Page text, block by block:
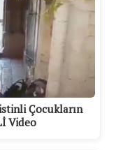
Çocukların
Video